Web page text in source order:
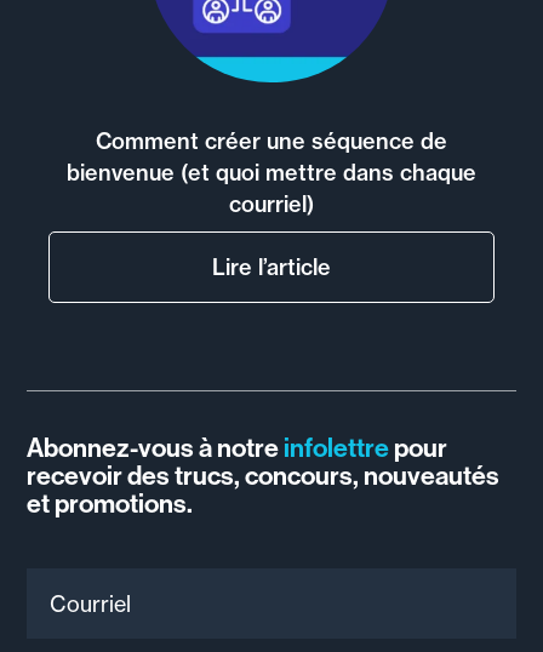
Comment créer une séquence de
bienvenue (et quoi mettre dans chaque
courriel)
Lire l’article
Abonnez-vous à notreinfolettrepour
recevoir des trucs, concours, nouveautés
et promotions.